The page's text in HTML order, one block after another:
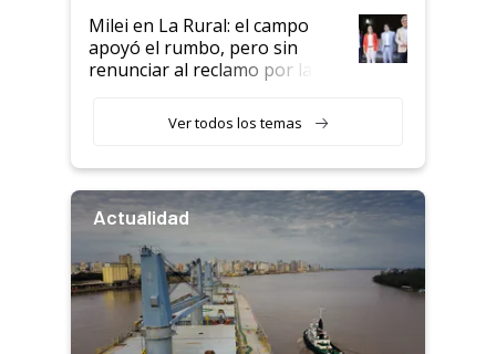
Milei en La Rural: el campo
apoyó el rumbo, pero sin
renunciar al reclamo por las
Ver todos los temas
Actualidad